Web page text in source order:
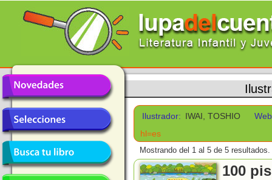
Ilustrador: IWAI, TOSHIO
hl=es
Mostrando del 1 al 5 de 5 resultados.
100